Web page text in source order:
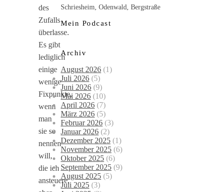
des
Zufalls
überlasse.
Es gibt
lediglich
einige
wenige
Fixpunkte,
wenn
man
sie so
nennen
will,
die ich
ansteuere,
Schriesheim, Odenwald, Bergstraße
Mein Podcast
Archiv
August 2026 (1)
Juli 2026 (5)
Juni 2026 (9)
Mai 2026 (10)
April 2026 (7)
März 2026 (5)
Februar 2026 (3)
Januar 2026 (2)
Dezember 2025 (1)
November 2025 (6)
Oktober 2025 (6)
September 2025 (9)
August 2025 (5)
Juli 2025 (3)